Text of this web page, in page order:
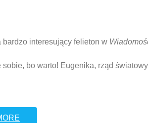
bardzo interesujący felieton w
sobie, bo warto! Eugenika, rząd